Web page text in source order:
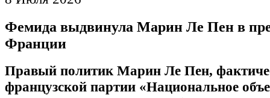
Фемида выдвинула Марин Ле Пен в
Франции
Правый политик Марин Ле Пен,
французской партии «Национальное